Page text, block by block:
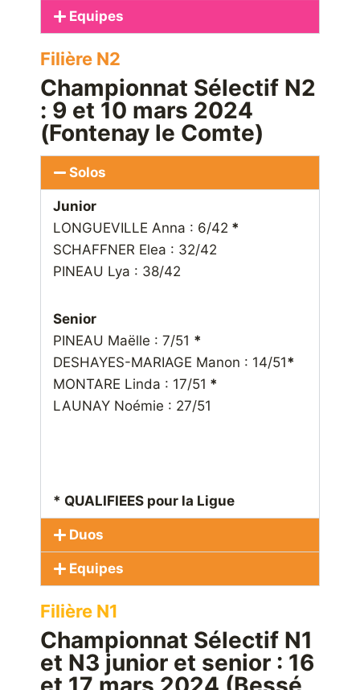
Equipes
Filière N2
Championnat Sélectif N2
: 9 et 10 mars 2024
(Fontenay le Comte)
Solos
Junior
LONGUEVILLE Anna : 6/42 *
SCHAFFNER Elea : 32/42
PINEAU Lya : 38/42
Senior
PINEAU Maëlle : 7/51 *
DESHAYES-MARIAGE Manon : 14/51*
MONTARE Linda : 17/51 *
LAUNAY Noémie : 27/51
* QUALIFIEES pour la Ligue
Duos
Equipes
Filière N1
Championnat Sélectif N1
et N3 junior et senior : 16